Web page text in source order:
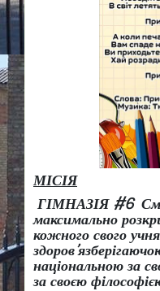
МІСІЯ
ГІМНАЗІЯ #6
максимально
кожного свого
здоров’
національною за
за своєю